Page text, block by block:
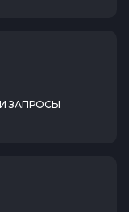
ЗАПРОСЫ